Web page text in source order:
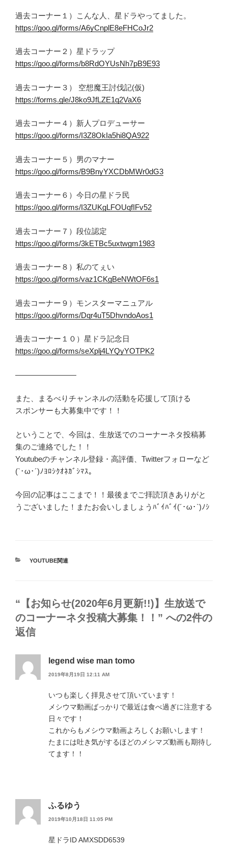
過去コーナー１）こんな人、星ドラやってました。
https://goo.gl/forms/A6yCnplE8eFHCoJr2
過去コーナー２）星ドラップ
https://goo.gl/forms/b8RdOYUsNh7pB9E93
過去コーナー３） 空想魔王討伐記(仮)
https://forms.gle/J8ko9JfLZE1q2VaX6
過去コーナー４）新人プロデューサー
https://goo.gl/forms/I3Z8OkIa5hi8QA922
過去コーナー５）男のマナー
https://goo.gl/forms/B9BnyYXCDbMWr0dG3
過去コーナー６）今日の星ドラ民
https://goo.gl/forms/I3ZUKgLFOUqfIFv52
過去コーナー７）段位認定
https://goo.gl/forms/3kETBc5uxtwgm1983
過去コーナー８）私のてぇい
https://goo.gl/forms/vaz1CKgBeNWtOF6s1
過去コーナー９）モンスターマニュアル
https://goo.gl/forms/Dqr4uT5DhvndoAos1
過去コーナー１０）星ドラ記念日
https://goo.gl/forms/seXplj4LYQyYOTPK2
————————
また、まるべりチャンネルの活動を応援して頂ける
スポンサーも大募集中です！！
ということで、今回は、生放送でのコーナーネタ投稿募
集のご連絡でした！！
Youtubeのチャンネル登録・高評価、Twitterフォローなど
(`･ω･´)ﾉﾖﾛｼｸｵﾈｶﾞｼﾏｽ。
今回の記事はここまで！！最後までご拝読頂きありがと
うございました！またお会いしましょうﾊﾞｲﾊﾞｲ(´･ω･`)ﾉｼ
カ
ー
YOUTUBE関連
“【お知らせ(2020年6月更新!!)】生放送で
のコーナーネタ投稿大募集！！” への2件の
返信
legend wise man tomo
2019年8月19日 12:11 AM
いつも楽しく拝見させて頂いています！
メシウマ動画ばっかりで最近は食べ過ぎに注意する
日々です！
これからもメシウマ動画よろしくお願いします！
たまには吐き気がするほどのメシマズ動画も期待し
てます！！
ふるゆう
2019年10月18日 11:05 PM
星ドラID AMXSDD6539